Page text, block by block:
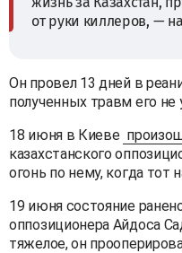
от руки киллеров, —
Он провел 13 дней в
полученных травм его не
18 июня в Киеве
казахстанского
огонь по нему, когда тот
19 июня состояние
оппозиционера Айдоса
тяжелое, он